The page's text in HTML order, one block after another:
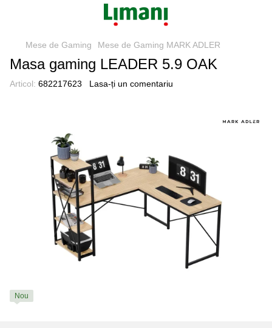
Mese de Gaming Mese de Gaming MARK ADLER
Masa gaming LEADER 5.9 OAK
Articol: 682217623 Lasa-ți un comentariu
Nou